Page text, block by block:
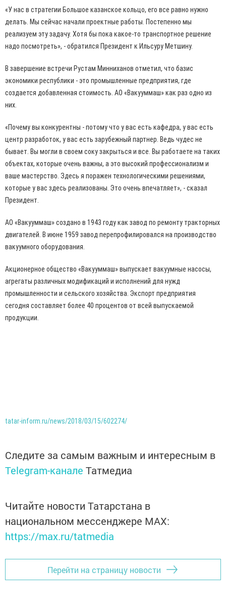
«У нас в стратегии Большое казанское кольцо, его все равно нужно
делать. Мы сейчас начали проектные работы. Постепенно мы
реализуем эту задачу. Хотя бы пока какое-то транспортное решение
надо посмотреть», - обратился Президент к Ильсуру Метшину.
В завершение встречи Рустам Минниханов отметил, что базис
экономики республики - это промышленные предприятия, где
создается добавленная стоимость. АО «Вакууммаш» как раз одно из
них.
«Почему вы конкурентны - потому что у вас есть кафедра, у вас есть
центр разработок, у вас есть зарубежный партнер. Ведь чудес не
бывает. Вы могли в своем соку закрыться и все. Вы работаете на таких
объектах, которые очень важны, а это высокий профессионализм и
ваше мастерство. Здесь я поражен технологическими решениями,
которые у вас здесь реализованы. Это очень впечатляет», - сказал
Президент.
АО «Вакууммаш» создано в 1943 году как завод по ремонту тракторных
двигателей. В июне 1959 завод перепрофилировался на производство
вакуумного оборудования.
Акционерное общество «Вакууммаш» выпускает вакуумные насосы,
агрегаты различных модификаций и исполнений для нужд
промышленности и сельского хозяйства. Экспорт предприятия
сегодня составляет более 40 процентов от всей выпускаемой
продукции.
tatar-inform.ru/news/2018/03/15/602274/
Следите за самым важным и интересным в
Telegram-канале Татмедиа
Читайте новости Татарстана в
национальном мессенджере MАХ:
https://max.ru/tatmedia
Перейти на страницу новости